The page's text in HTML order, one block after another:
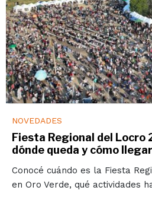
NOVEDADES
Fiesta Regional del Locro
dónde queda y cómo
Conocé cuándo es la Fiesta
en Oro Verde, qué actividades